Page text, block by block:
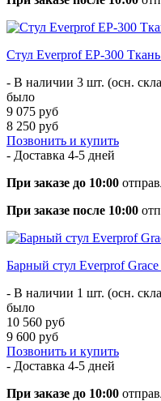
Стул Everprof EP-300
- В наличии 3 шт. (осн.
было
9 075 руб
8 250 руб
Позвонить и купить
- Доставка 4-5 дней
При заказе до 10:00
При заказе после 10:00
Барный стул Everprof
- В наличии 1 шт. (осн.
было
10 560 руб
9 600 руб
Позвонить и купить
- Доставка 4-5 дней
При заказе до 10:00